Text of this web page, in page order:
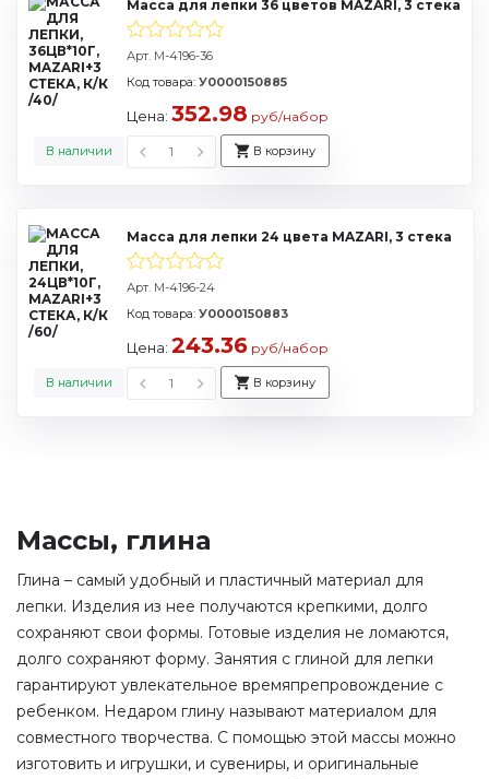
Масса для лепки 36 цветов MAZARI, 3 стека
Арт. M-4196-36
В наличии
Код товара: У0000150885
Цена: 352.98 руб/набор
В корзину
Масса для лепки 24 цвета MAZARI, 3 стека
Арт. M-4196-24
В наличии
Код товара: У0000150883
Цена: 243.36 руб/набор
В корзину
Массы, глина
Глина – самый удобный и пластичный материал для
лепки. Изделия из нее получаются крепкими, долго
сохраняют свои формы. Готовые изделия не ломаются,
долго сохраняют форму. Занятия с глиной для лепки
гарантируют увлекательное времяпрепровождение с
ребенком. Недаром глину называют материалом для
совместного творчества. С помощью этой массы можно
изготовить и игрушки, и сувениры, и оригинальные